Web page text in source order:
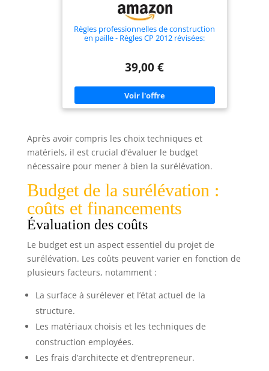
Règles professionnelles de construction
en paille - Règles CP 2012 révisées:
39,00 €
Après avoir compris les choix techniques et
matériels, il est crucial d’évaluer le budget
nécessaire pour mener à bien la surélévation.
Budget de la surélévation :
coûts et financements
Évaluation des coûts
Le budget est un aspect essentiel du projet de
surélévation. Les coûts peuvent varier en fonction de
plusieurs facteurs, notamment :
La surface à surélever et l’état actuel de la
structure.
Les matériaux choisis et les techniques de
construction employées.
Les frais d’architecte et d’entrepreneur.